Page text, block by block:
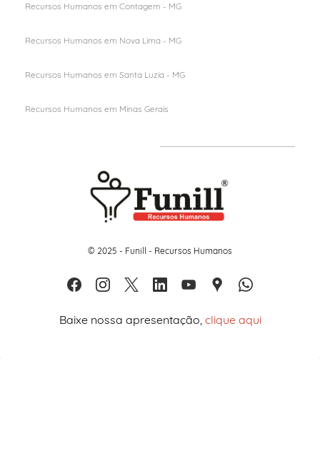
Recursos Humanos em Contagem - MG
Recursos Humanos em Nova Lima - MG
Recursos Humanos em Santa Luzia - MG
Recursos Humanos em Minas Gerais
© 2025 - Funill - Recursos Humanos
Baixe nossa apresentação, clique aqui